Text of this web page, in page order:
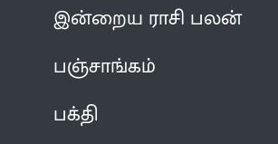
இன்றைய ராசி பலன்
பஞ்சாங்கம்
பக்தி